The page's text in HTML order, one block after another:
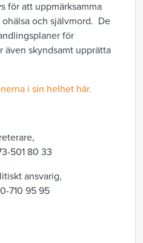
för att uppmärksamma
och självmord. De
för
skyndsamt upprätta
i sin helhet här.
501 80 33
ansvarig,
710 95 95